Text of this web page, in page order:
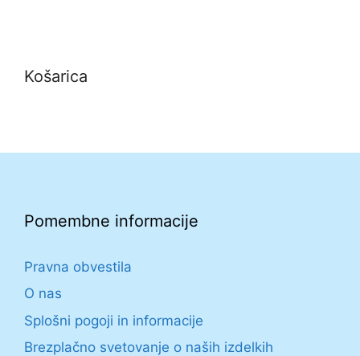
5
Košarica
Pomembne informacije
Pravna obvestila
O nas
Splošni pogoji in informacije
Brezplačno svetovanje o naših izdelkih